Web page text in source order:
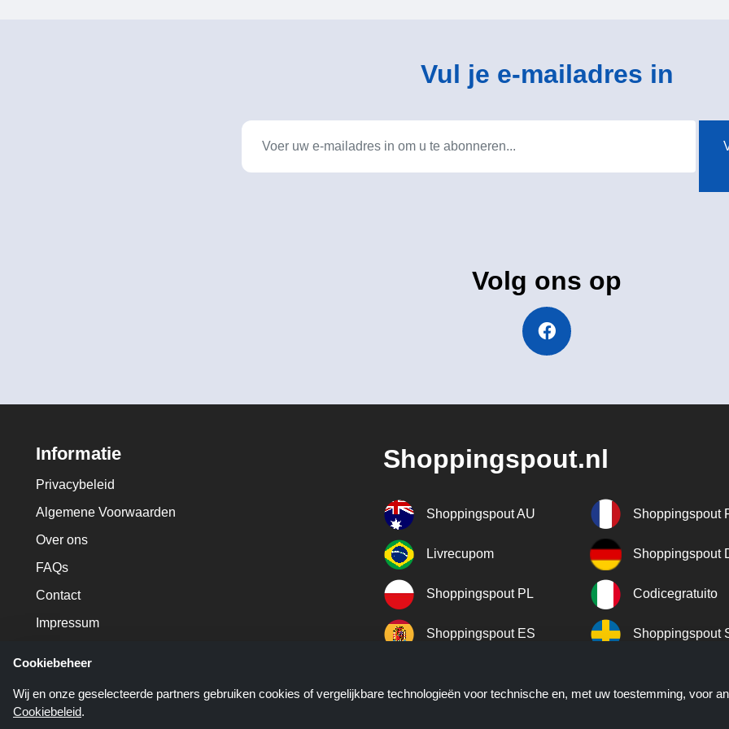
Vul je e-mailadres in
Volg ons op
Informatie
Privacybeleid
Algemene Voorwaarden
Over ons
FAQs
Contact
Impressum
Shoppingspout.nl
Shoppingspout AU Shoppingspout
Livrecupom Shoppingspout
Shoppingspout PL Codicegratuito
Shoppingspout ES Shoppingspout
Cookiebeheer
Wij en onze geselecteerde partners gebruiken cookies of vergelijkbare technologieën voor technische en, met uw toestemming, voor
Cookiebeleid.